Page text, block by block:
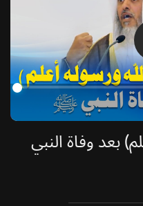
بعد وفاة النبي